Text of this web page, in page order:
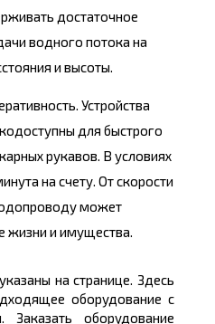
достаточное
водного потока на
и высоты.
Устройства
для быстрого
рукавов. В условиях
на счету. От скорости
может
жизни и имущества.
на странице. Здесь
оборудование с
Заказать оборудование